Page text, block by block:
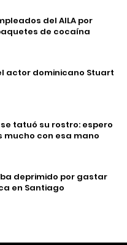
del AILA por
de cocaína
actor dominicano Stuart
tatuó su rostro: espero
mucho con esa mano
deprimido por gastar
en Santiago